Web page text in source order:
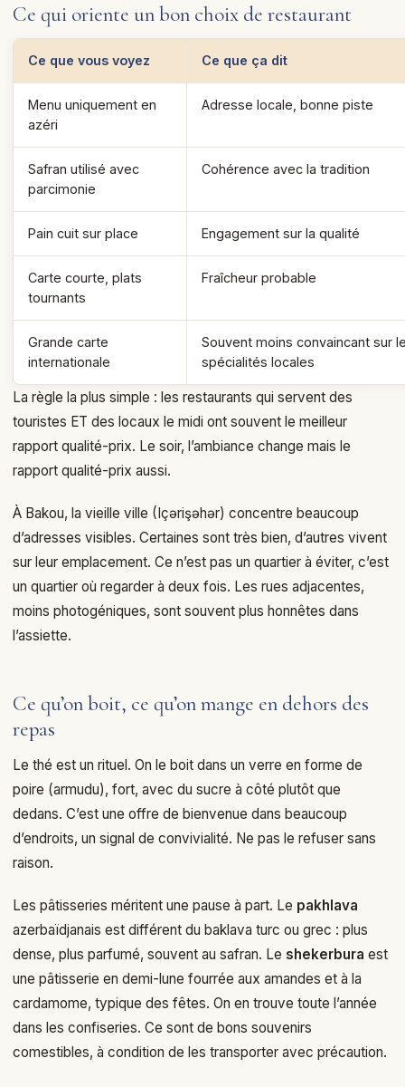
Ce qui oriente un bon choix de restaurant
Ce que vous voyez Ce que ça dit
Menu uniquement en
azéri
Adresse locale, bonne piste
Safran utilisé avec
parcimonie
Cohérence avec la tradition
Pain cuit sur place Engagement sur la qualité
Carte courte, plats
tournants
Fraîcheur probable
Grande carte
internationale
Souvent moins convaincant sur
spécialités locales
La règle la plus simple : les restaurants qui servent des
touristes ET des locaux le midi ont souvent le meilleur
rapport qualité-prix. Le soir, l’ambiance change mais le
rapport qualité-prix aussi.
À Bakou, la vieille ville (Içərişəhər) concentre beaucoup
d’adresses visibles. Certaines sont très bien, d’autres vivent
sur leur emplacement. Ce n’est pas un quartier à éviter, c’est
un quartier où regarder à deux fois. Les rues adjacentes,
moins photogéniques, sont souvent plus honnêtes dans
l’assiette.
Ce qu’on boit, ce qu’on mange en dehors des
repas
Le thé est un rituel. On le boit dans un verre en forme de
poire (armudu), fort, avec du sucre à côté plutôt que
dedans. C’est une offre de bienvenue dans beaucoup
d’endroits, un signal de convivialité. Ne pas le refuser sans
raison.
Les pâtisseries méritent une pause à part. Le pakhlava
azerbaïdjanais est différent du baklava turc ou grec : plus
dense, plus parfumé, souvent au safran. Le shekerbura est
une pâtisserie en demi-lune fourrée aux amandes et à la
cardamome, typique des fêtes. On en trouve toute l’année
dans les confiseries. Ce sont de bons souvenirs
comestibles, à condition de les transporter avec précaution.